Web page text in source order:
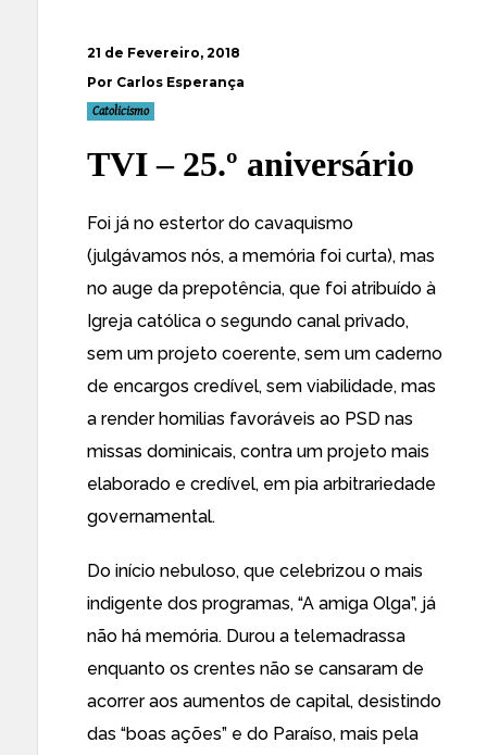
21 de Fevereiro, 2018
Por Carlos Esperança
Catolicismo
TVI – 25.º aniversário
Foi já no estertor do cavaquismo
(julgávamos nós, a memória foi curta), mas
no auge da prepotência, que foi atribuído à
Igreja católica o segundo canal privado,
sem um projeto coerente, sem um caderno
de encargos credível, sem viabilidade, mas
a render homilias favoráveis ao PSD nas
missas dominicais, contra um projeto mais
elaborado e credível, em pia arbitrariedade
governamental.
Do início nebuloso, que celebrizou o mais
indigente dos programas, “A amiga Olga”, já
não há memória. Durou a telemadrassa
enquanto os crentes não se cansaram de
acorrer aos aumentos de capital, desistindo
das “boas ações” e do Paraíso, mais pela